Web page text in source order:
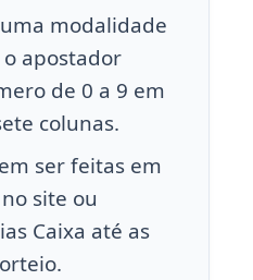
modalidade
apostador
de 0 a 9 em
colunas.
ser feitas em
site ou
Caixa até as